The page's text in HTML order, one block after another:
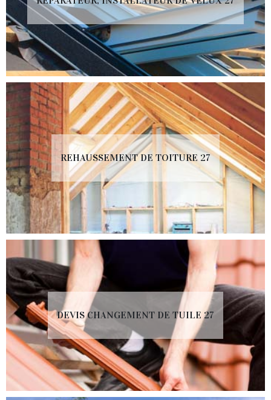
REHAUSSEMENT DE TOITURE 27
DEVIS CHANGEMENT DE TUILE 27